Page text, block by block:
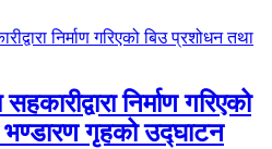
निर्माण गरिएको
गृहको उद्घाटन